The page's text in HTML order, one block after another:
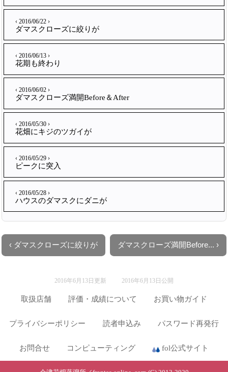
‹ 2016/06/22 ›
ダマスクローズに絞りが
‹ 2016/06/13 ›
花期も終わり
‹ 2016/06/02 ›
ダマスクローズ満開Before＆After
‹ 2016/05/30 ›
花畑にキジのツガイが
‹ 2016/05/29 ›
ピークに突入
‹ 2016/05/28 ›
ハウスのダマスクにダニが
‹ ダマスクローズに絞りが ダマスクローズ満開Before... ›
2016年6月13日更新 2016年6月13日公開
取扱店舗 評価・成績について お買い物ガイド
プライバシーポリシー 読者申込み パスワード再発行
お問合せ コンピューティング fol公式サイト